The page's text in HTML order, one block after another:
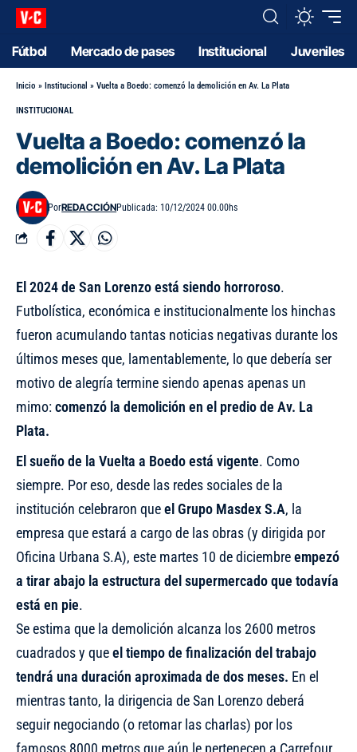
Fútbol Mercado de pases Institucional Juveniles
Inicio » Institucional » Vuelta a Boedo: comenzó la demolición en Av. La Plata
INSTITUCIONAL
Vuelta a Boedo: comenzó la
demolición en Av. La Plata
PorREDACCIÓNPublicada: 10/12/2024 00.00hs
El 2024 de San Lorenzo está siendo horroroso.
Futbolística, económica e institucionalmente los hinchas
fueron acumulando tantas noticias negativas durante los
últimos meses que, lamentablemente, lo que debería ser
motivo de alegría termine siendo apenas apenas un
mimo:comenzó la demolición en el predio de Av. La
Plata.
El sueño de la Vuelta a Boedo está vigente. Como
siempre. Por eso, desde las redes sociales de la
institución celebraron queel Grupo Masdex S.A, la
empresa que estará a cargo de las obras (y dirigida por
Oficina Urbana S.A), este martes 10 de diciembreempezó
a tirar abajo la estructura del supermercado que todavía
está en pie.
Se estima que la demolición alcanza los 2600 metros
cuadrados y queel tiempo de finalización del trabajo
tendrá una duración aproximada de dos meses. En el
mientras tanto, la dirigencia de San Lorenzo deberá
seguir negociando (o retomar las charlas) por los
famosos 8000 metros que aún le pertenecen a Carrefour.